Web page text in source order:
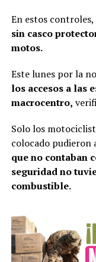
En estos controles,
sin casco
motos.
Este lunes por la
los accesos a las
macrocentro,
Solo los
colocado pudieron
que no contaban
seguridad no
combustible.